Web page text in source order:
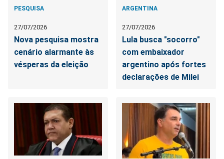
PESQUISA
27/07/2026
Nova pesquisa mostra
cenário alarmante às
vésperas da eleição
ARGENTINA
27/07/2026
Lula busca "socorro"
com embaixador
argentino após fortes
declarações de Milei